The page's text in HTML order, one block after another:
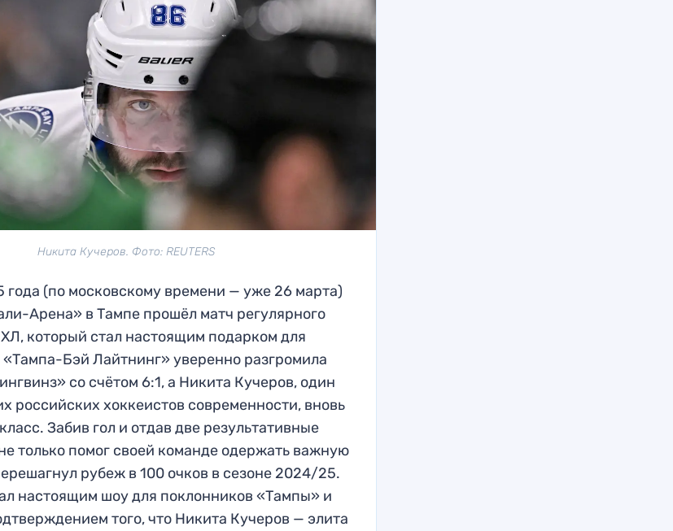
Никита Кучеров. Фото: REUTERS
года (по московскому времени — уже 26 марта)
Арена» в Тампе прошёл матч регулярного
который стал настоящим подарком для
Бэй Лайтнинг» уверенно разгромила
со счётом 6:1, а Никита Кучеров, один
российских хоккеистов современности, вновь
Забив гол и отдав две результативные
только помог своей команде одержать важную
рубеж в 100 очков в сезоне 2024/25.
настоящим шоу для поклонников «Тампы» и
того, что Никита Кучеров — элита